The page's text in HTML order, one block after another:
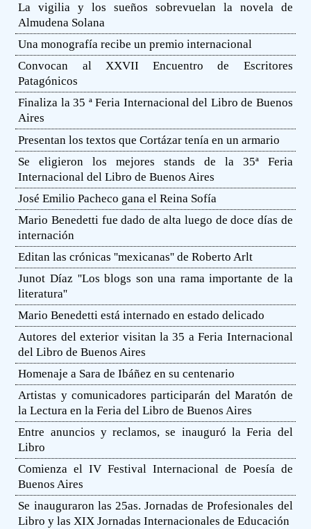
La vigilia y los sueños sobrevuelan la novela de
Almudena Solana
Una monografía recibe un premio internacional
Convocan al XXVII Encuentro de Escritores
Patagónicos
Finaliza la 35 ª Feria Internacional del Libro de Buenos
Aires
Presentan los textos que Cortázar tenía en un armario
Se eligieron los mejores stands de la 35ª Feria
Internacional del Libro de Buenos Aires
José Emilio Pacheco gana el Reina Sofía
Mario Benedetti fue dado de alta luego de doce días de
internación
Editan las crónicas ''mexicanas'' de Roberto Arlt
Junot Díaz ''Los blogs son una rama importante de la
literatura''
Mario Benedetti está internado en estado delicado
Autores del exterior visitan la 35 a Feria Internacional
del Libro de Buenos Aires
Homenaje a Sara de Ibáñez en su centenario
Artistas y comunicadores participarán del Maratón de
la Lectura en la Feria del Libro de Buenos Aires
Entre anuncios y reclamos, se inauguró la Feria del
Libro
Comienza el IV Festival Internacional de Poesía de
Buenos Aires
Se inauguraron las 25as. Jornadas de Profesionales del
Libro y las XIX Jornadas Internacionales de Educación